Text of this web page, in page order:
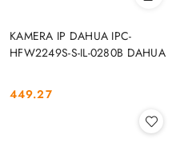
KAMERA IP DAHUA IPC-
HFW2249S-S-IL-0280B DAHUA
Cena:
449.27